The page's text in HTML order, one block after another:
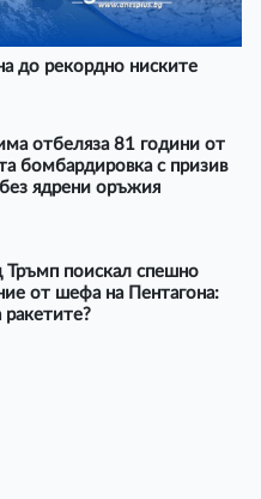
до рекордно ниските
отбеляза 81 години от
бомбардировка с призив
без ядрени оръжия
Тръмп поискал спешно
от шефа на Пентагона:
ракетите?